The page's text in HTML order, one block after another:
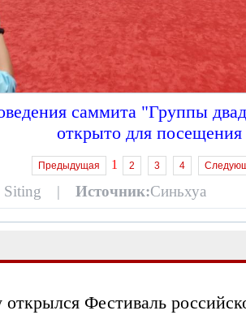
саммита "Группы
открыто для посещения
Предыдущая 1 2 3 4
Siting | Источник:Синьхуа
Фестиваль